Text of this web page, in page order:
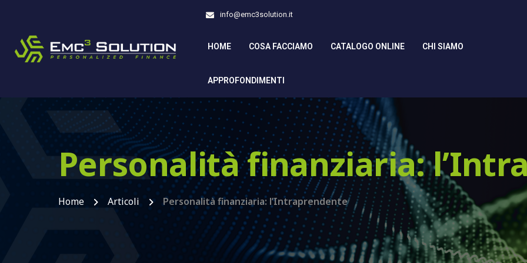
info@emc3solution.it
HOME COSA FACCIAMO CATALOGO ONLINE CHI SIAMO
APPROFONDIMENTI
Personalità finanziaria:
Home Articoli Personalità finanziaria: l’Intraprendente